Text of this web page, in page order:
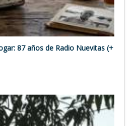
87 años de Radio Nuevitas (+